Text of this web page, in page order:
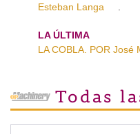
Esteban Langa
LA ÚLTIMA
LA COBLA. POR José
Todas